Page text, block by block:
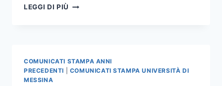
LEGGI DI PIÙ CONCLUSE
LE
COMUNICATI STAMPA ANNI
PRECEDENTI
COMUNICATI STAMPA UNIVERSITÀ DI
MESSINA